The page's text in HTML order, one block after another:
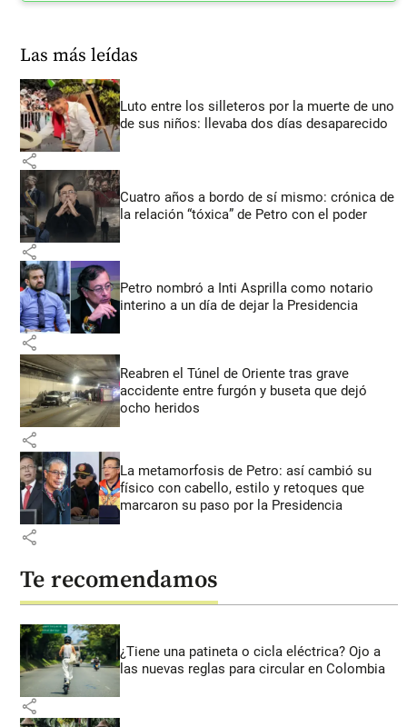
Las más leídas
Luto entre los silleteros por la muerte de uno
de sus niños: llevaba dos días desaparecido
share
Cuatro años a bordo de sí mismo: crónica de
la relación “tóxica” de Petro con el poder
share
Petro nombró a Inti Asprilla como notario
interino a un día de dejar la Presidencia
share
Reabren el Túnel de Oriente tras grave
accidente entre furgón y buseta que dejó
ocho heridos
share
La metamorfosis de Petro: así cambió su
físico con cabello, estilo y retoques que
marcaron su paso por la Presidencia
share
Te recomendamos
¿Tiene una patineta o cicla eléctrica? Ojo a
las nuevas reglas para circular en Colombia
share